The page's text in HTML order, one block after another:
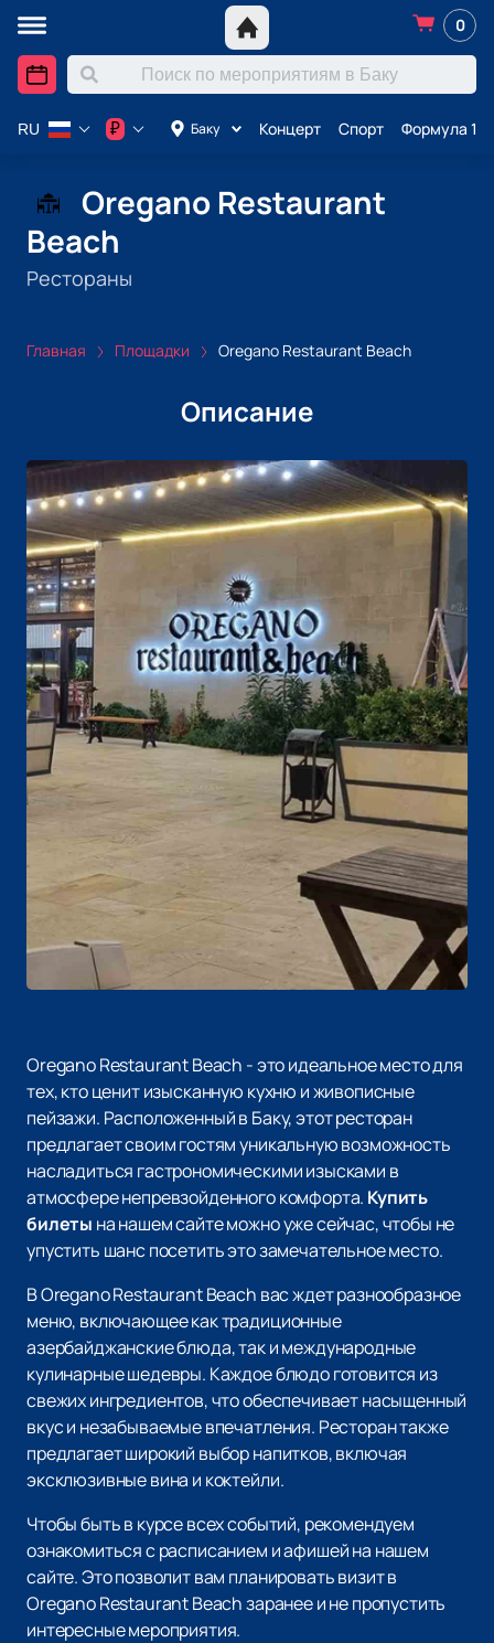
0
Баку Концерт Спорт Формула 1
RU ₽
Oregano Restaurant
Beach
Рестораны
Главная Площадки Oregano Restaurant Beach
Описание
Oregano Restaurant Beach - это идеальное место для
тех, кто ценит изысканную кухню и живописные
пейзажи. Расположенный в Баку, этот ресторан
предлагает своим гостям уникальную возможность
насладиться гастрономическими изысками в
атмосфере непревзойденного комфорта. Купить
билеты на нашем сайте можно уже сейчас, чтобы не
упустить шанс посетить это замечательное место.
В Oregano Restaurant Beach вас ждет разнообразное
меню, включающее как традиционные
азербайджанские блюда, так и международные
кулинарные шедевры. Каждое блюдо готовится из
свежих ингредиентов, что обеспечивает насыщенный
вкус и незабываемые впечатления. Ресторан также
предлагает широкий выбор напитков, включая
эксклюзивные вина и коктейли.
Чтобы быть в курсе всех событий, рекомендуем
ознакомиться с расписанием и афишей на нашем
сайте. Это позволит вам планировать визит в
Oregano Restaurant Beach заранее и не пропустить
интересные мероприятия.